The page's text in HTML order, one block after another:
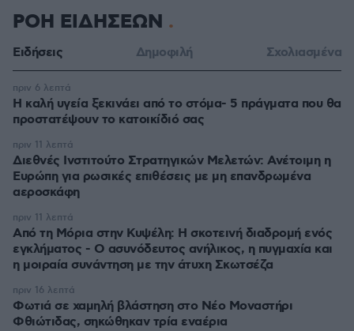
ΡΟΗ ΕΙΔΗΣΕΩΝ
Ειδήσεις Δημοφιλή Σχολιασμένα
Η καλή υγεία ξεκινάει από το στόμα- 5 πράγματα που θα
προστατέψουν το κατοικίδιό σας
πριν 6 λεπτά
Διεθνές Ινστιτούτο Στρατηγικών Μελετών: Ανέτοιμη η
Ευρώπη για ρωσικές επιθέσεις με μη επανδρωμένα
αεροσκάφη
πριν 11 λεπτά
Από τη Μόρια στην Κυψέλη: Η σκοτεινή διαδρομή ενός
εγκλήματος - Ο ασυνόδευτος ανήλικος, η πυγμαχία και
η μοιραία συνάντηση με την άτυχη Σκωτσέζα
πριν 11 λεπτά
Φωτιά σε χαμηλή βλάστηση στο Νέο Μοναστήρι
Φθιώτιδας, σηκώθηκαν τρία εναέρια
πριν 16 λεπτά